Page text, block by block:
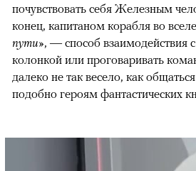
почувствовать себя Железным
конец, капитаном корабля во
пути», — способ взаимодействия
колонкой или проговаривать
далеко не так весело, как
подобно героям фантастических